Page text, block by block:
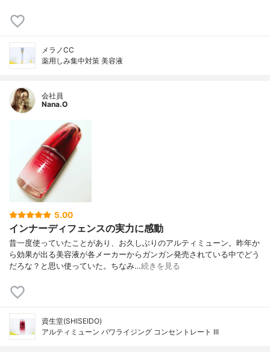
メラノCC
薬用しみ集中対策 美容液
会社員
Nana.O
5.00
インナーディフェンスの実力に感動
昔一度使っていたことがあり、お久しぶりのアルティミューン。昨年か
ら効果が出る美容液が各メーカーからガンガン発売されている中でどう
だろな？と思い使っていた。ちなみ…続きを見る
資生堂(SHISEIDO)
アルティミューン パワライジング コンセントレート III